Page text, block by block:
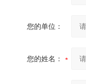
您的单位：
您的姓名：